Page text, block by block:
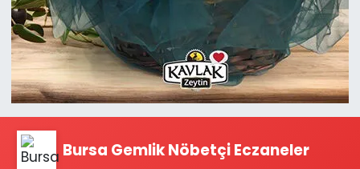
Bursa Gemlik Nöbetçi Eczaneler